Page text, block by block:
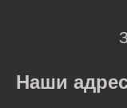
Наши